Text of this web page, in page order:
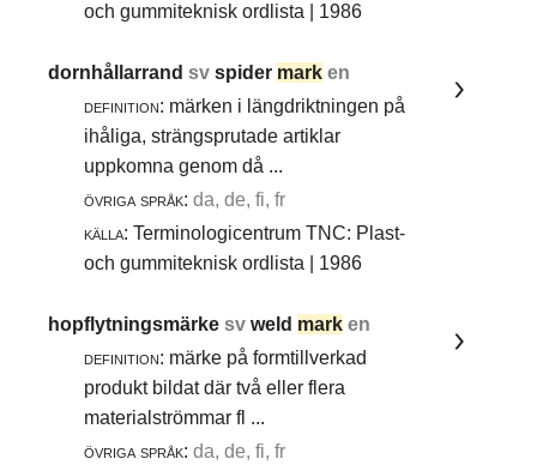
och gummiteknisk ordlista | 1986
dornhållarrandsvspider mark en
definition: märken i längdriktningen på
ihåliga, strängsprutade artiklar
uppkomna genom då ...
övriga språk: da, de, fi, fr
källa: Terminologicentrum TNC: Plast-
och gummiteknisk ordlista | 1986
hopflytningsmärkesvweld mark en
definition: märke på formtillverkad
produkt bildat där två eller flera
materialströmmar fl ...
övriga språk: da, de, fi, fr